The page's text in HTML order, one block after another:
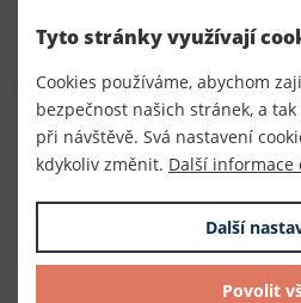
Hromadný nákup
stříbrná
50 m
Tyto stránky využívají
Cookies používáme, abychom
bezpečnost našich stránek, a
při návštěvě. Svá nastavení
kdykoliv změnit. Další informace
Další
Povolit